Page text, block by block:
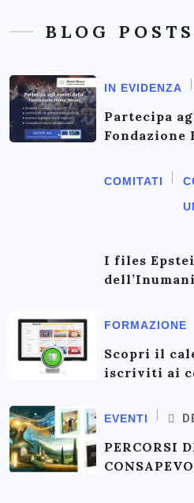
BLOG POSTS
IN EVIDENZA
Partecipa
Fondazione
COMITATI
I files
FORMAZIONE
Scopri il
iscriviti ai
EVENTI
PERCORSI